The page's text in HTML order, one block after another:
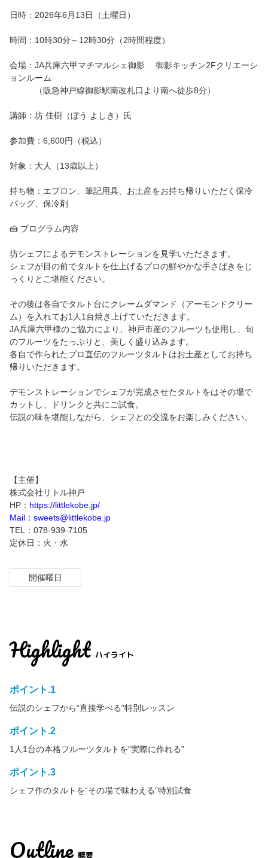
日時：2026年6月13日（土曜日）
時間：10時30分～12時30分（2時間程度）
会場：JA兵庫六甲マチマルシェ御影 御影キッチン2Fクリエーシ
ョンルーム
（阪急神戸線御影駅南改札口より南へ徒歩8分）
講師：坊 佳樹（ぼう よしき）氏
参加費：6,600円（税込）
対象：大人（13歳以上）
持ち物：エプロン、筆記用具、お土産をお持ち帰りいただく保冷
バッグ、保冷剤
🍰 プログラム内容
坊シェフによるデモンストレーションを見学いただきます。
シェフが目の前でタルトを仕上げるプロの鮮やかな手さばきをじ
っくりとご堪能ください。
その後は各自でタルト台にクレームダマンド（アーモンドクリー
ム）を入れてお1人1台焼き上げていただきます。
JA兵庫六甲様のご協力により、神戸市産のフルーツも使用し、旬
のフルーツをたっぷりと、美しく盛り込みます。
各自で作られたプロ直伝のフルーツタルトはお土産としてお持ち
帰りいただきます。
デモンストレーションでシェフが完成させたタルトをはその場で
カットし、ドリンクと共にご試食。
伝説の味を堪能しながら、シェフとの交流をお楽しみください。
【主催】
株式会社リトル神戸
HP： https://littlekobe.jp/
Mail：sweets@littlekobe.jp
TEL：078-939-7105
定休日：火・水
開催曜日
Highlight ハイライト
ポイント.1
伝説のシェフから“直接学べる”特別レッスン
ポイント.2
1人1台の本格フルーツタルトを“実際に作れる”
ポイント.3
シェフ作のタルトを“その場で味わえる”特別試食
Outline 概要